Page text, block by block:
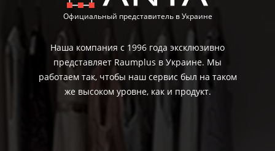
Официальный представитель в Украине
Наша компания с 1996 года эксклюзивно
представляет Raumplus в Украине. Мы
работаем так, чтобы наш сервис был на таком
же высоком уровне, как и продукт.